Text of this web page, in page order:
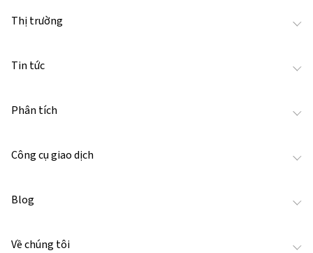
Thị trường
Tin tức
Phân tích
Công cụ giao dịch
Blog
Về chúng tôi